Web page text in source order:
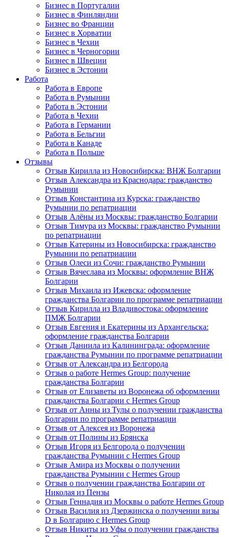
Бизнес в Португалии
Бизнес в Финляндии
Бизнес во Франции
Бизнес в Хорватии
Бизнес в Чехии
Бизнес в Черногории
Бизнес в Швеции
Бизнес в Эстонии
Работа
Работа в Европе
Работа в Румынии
Работа в Эстонии
Работа в Чехии
Работа в Германии
Работа в Бельгии
Работа в Канаде
Работа в Польше
Отзывы
Отзыв Кирилла из Новосибирска: ВНЖ Болгарии
Отзыв Александра из Краснодара: гражданство
Румынии
Отзыв Константина из Курска: гражданство
Румынии по репатриации
Отзыв Алёны из Москвы: гражданство Болгарии
Отзыв Тимура из Москвы: гражданство Румынии
по репатриации
Отзыв Катерины из Новосибирска: гражданство
Румынии по репатриации
Отзыв Олеси из Сочи: гражданство Румынии
Отзыв Вячеслава из Москвы: оформление ВНЖ
Болгарии
Отзыв Михаила из Ижевска: оформление
гражданства Болгарии по программе репатриации
Отзыв Кирилла из Владивостока: оформление
ПМЖ Болгарии
Отзыв Евгения и Екатерины из Архангельска:
оформление гражданства Болгарии
Отзыв Даниила из Калининграда: оформление
гражданства Румынии по программе репатриации
Отзыв от Александра из Белгорода
Отзыв о работе Hermes Group: получение
гражданства Болгарии
Отзыв от Елизаветы из Воронежа об оформлении
гражданства Болгарии с Hermes Group
Отзыв от Анны из Тулы о получении гражданства
Болгарии по программе репатриации
Отзыв от Алексея из Воронежа
Отзыв от Полины из Брянска
Отзыв Игоря из Белгорода о получении
гражданства Румынии с Hermes Group
Отзыв Амира из Москвы о получении
гражданства Румынии с Hermes Group
Отзыв о получении гражданства Болгарии от
Николая из Пензы
Отзыв Геннадия из Москвы о работе Hermes Group
Отзыв Василия из Дзержинска о получении визы
D в Болгарию с Hermes Group
Отзыв Никиты из Уфы о получении гражданства